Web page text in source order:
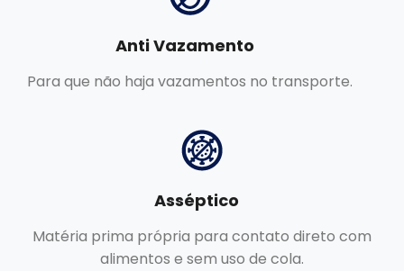
Anti Vazamento
Para que não haja vazamentos no transporte.
Asséptico
Matéria prima própria para contato direto com
alimentos e sem uso de cola.